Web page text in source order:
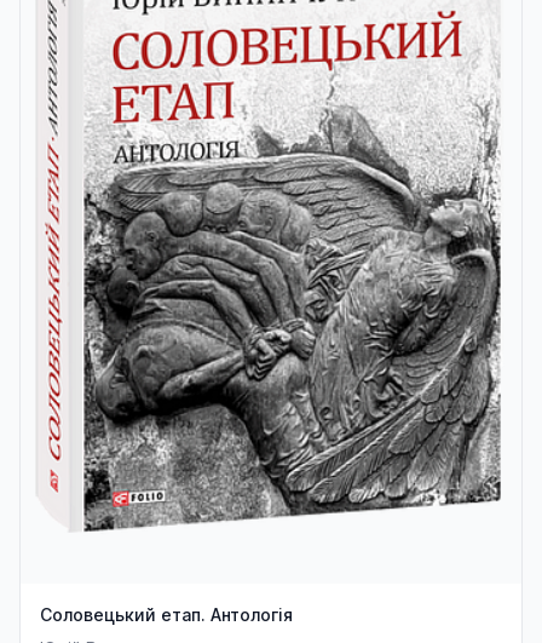
Соловецький етап. Антологія